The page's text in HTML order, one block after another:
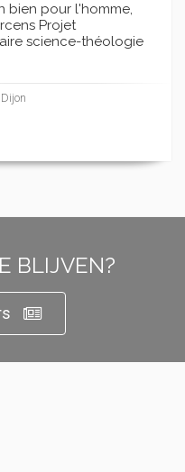
bien pour l'homme,
Projet
science-théologie
BLIJVEN?